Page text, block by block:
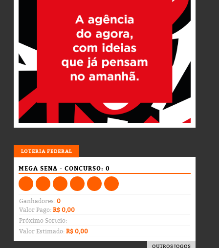
LOTERIA
MEGA SENA - CONCURSO: 0
LOTERIA FEDERAL
Ganhadores:0
Valor Pago:R$ 0,00
Próximo Sorteio:
Valor Estimado:R$ 0,00
OUTROS JOGOS